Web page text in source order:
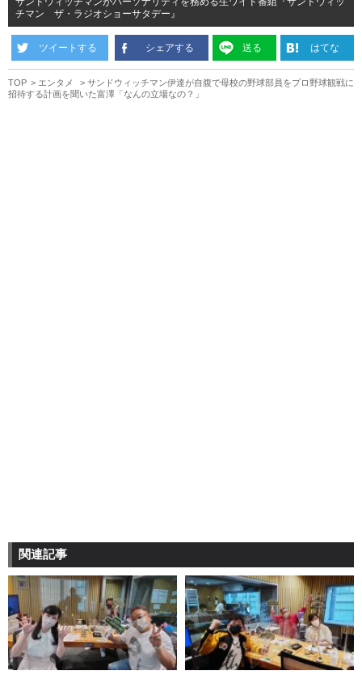
チマン ザ・ラジオショーサタデー』
ツイートする シェアする 送る はてな
TOP エンタメ
サンドウィッチマン伊達が自腹で母校の野球部員をプロ野球観戦に
招待する計画を聞いた富澤「なんの立場なの？」
関連記事